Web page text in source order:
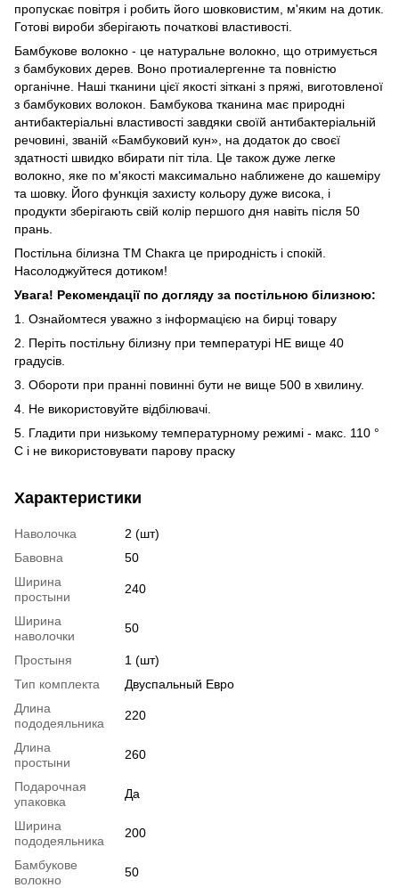
пропускає повітря і робить його шовковистим, м'яким на дотик.
Готові вироби зберігають початкові властивості.
Бамбукове волокно - це натуральне волокно, що отримується
з бамбукових дерев. Воно протиалергенне та повністю
органічне. Наші тканини цієї якості зіткані з пряжі, виготовленої
з бамбукових волокон. Бамбукова тканина має природні
антибактеріальні властивості завдяки своїй антибактеріальній
речовині, званій «Бамбуковий кун», на додаток до своєї
здатності швидко вбирати піт тіла. Це також дуже легке
волокно, яке по м'якості максимально наближене до кашеміру
та шовку. Його функція захисту кольору дуже висока, і
продукти зберігають свій колір першого дня навіть після 50
прань.
Постільна білизна ТМ Сһакга це природність і спокій.
Насолоджуйтеся дотиком!
Увага! Рекомендації по догляду за постільною білизною:
1. Ознайомтеся уважно з інформацією на бирці товару
2. Періть постільну білизну при температурі НЕ вище 40
градусів.
3. Обороти при пранні повинні бути не вище 500 в хвилину.
4. Не використовуйте відбілювачі.
5. Гладити при низькому температурному режимі - макс. 110 °
С і не використовувати парову праску
Характеристики
Наволочка
2 (шт)
Бавовна
50
Ширина
простыни
240
Ширина
наволочки
50
Простыня
1 (шт)
Тип комплекта
Двуспальный Евро
Длина
пододеяльника
220
Длина
простыни
260
Подарочная
упаковка
Да
Ширина
пододеяльника
200
Бамбукове
волокно
50